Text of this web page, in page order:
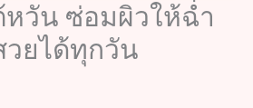
หวัน ซ่อมผิวให้ฉ่ำ
วยได้ทุกวัน